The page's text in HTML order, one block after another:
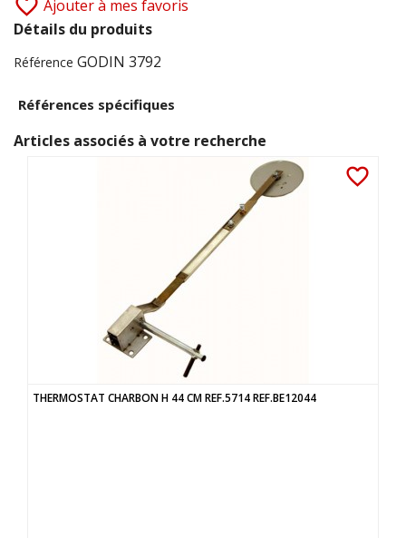
favorite_border Ajouter à mes favoris
Détails du produits
Référence GODIN 3792
Références spécifiques
Articles associés à votre recherche
THERMOSTAT CHARBON H 44 CM REF.5714 REF.BE12044
favorite_border